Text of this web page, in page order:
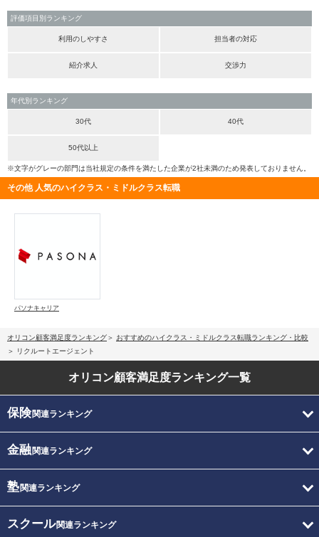
評価項目別ランキング
利用のしやすさ 担当者の対応
紹介求人 交渉力
年代別ランキング
30代 40代
50代以上
※文字がグレーの部門は当社規定の条件を満たした企業が2社未満のため発表しておりません。
その他 人気のハイクラス・ミドルクラス転職
パソナキャリア
オリコン顧客満足度ランキング
おすすめのハイクラス・ミドルクラス転職ランキング・比較
リクルートエージェント
オリコン顧客満足度ランキング一覧
保険関連ランキング
金融関連ランキング
塾関連ランキング
スクール関連ランキング